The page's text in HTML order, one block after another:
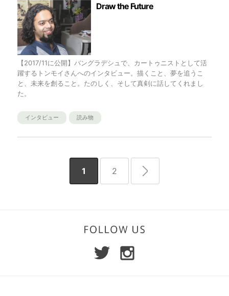
Draw the Future
【2017/11に公開】バングラデシュで、カートゥニストとして活
躍するトンモイさんへのインタビュー。描くこと、夢を追うこ
と、未来を創ること。たのしく、そして真剣に話してくれまし
た。
インタビュー 読み物
1 2